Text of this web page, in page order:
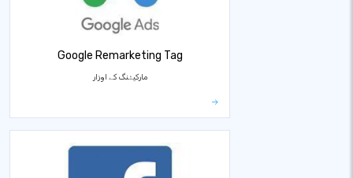
Google Remarketing Tag
مارکیٹنگ کے اوزار